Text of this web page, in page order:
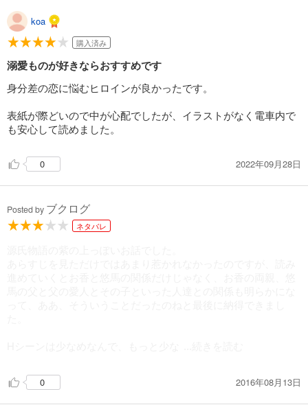
koa
購入済み
溺愛ものが好きならおすすめです
身分差の恋に悩むヒロインが良かったです。
表紙が際どいので中が心配でしたが、イラストがなく電車内で
も安心して読めました。
0 2022年09月28日
Posted by ブクログ
ネタバレ
0 2016年08月13日